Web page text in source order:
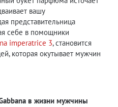
вашу
представительница
себе в помощники
imperatrice 3, становится
которая окутывает мужчин
abbana в жизни мужчины